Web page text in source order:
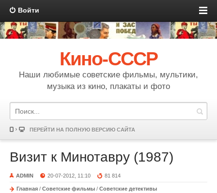
Войти
Кино-СССР
Наши любимые советские фильмы, мультики,
музыка из кино, плакаты и фото
ПЕРЕЙТИ НА ПОЛНУЮ ВЕРСИЮ САЙТА
Визит к Минотавру (1987)
ADMIN 20-07-2012, 11:10 81 814
Главная / Советские фильмы / Советские детективы